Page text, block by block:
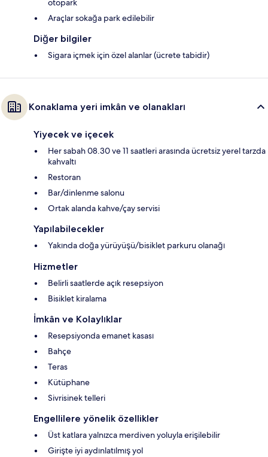
otopark
Araçlar sokağa park edilebilir
Diğer bilgiler
Sigara içmek için özel alanlar (ücrete tabidir)
Konaklama yeri imkân ve olanakları
Yiyecek ve içecek
Her sabah 08.30 ve 11 saatleri arasında ücretsiz yerel tarzda
kahvaltı
Restoran
Bar/dinlenme salonu
Ortak alanda kahve/çay servisi
Yapılabilecekler
Yakında doğa yürüyüşü/bisiklet parkuru olanağı
Hizmetler
Belirli saatlerde açık resepsiyon
Bisiklet kiralama
İmkân ve Kolaylıklar
Resepsiyonda emanet kasası
Bahçe
Teras
Kütüphane
Sivrisinek telleri
Engellilere yönelik özellikler
Üst katlara yalnızca merdiven yoluyla erişilebilir
Girişte iyi aydınlatılmış yol